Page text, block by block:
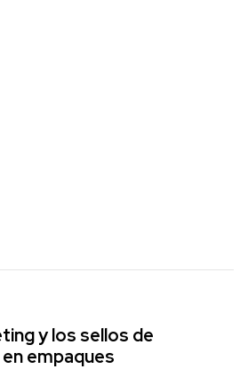
y los sellos de
empaques